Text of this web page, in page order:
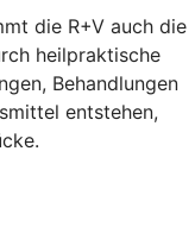
die R+V auch die
heilpraktische
Behandlungen
entstehen,